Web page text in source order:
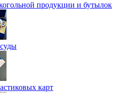
продукции и бутылок
карт